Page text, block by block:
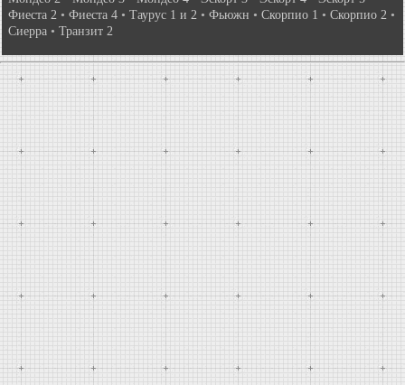
Фиеста 2 • Фиеста 4 • Таурус 1 и 2 • Фьюжн • Скорпио 1 • Скорпио 2 •
Сиерра • Транзит 2